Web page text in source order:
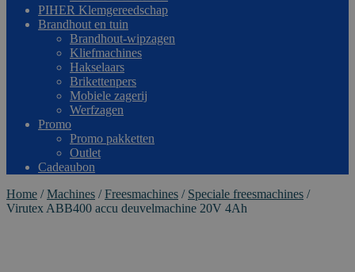
PIHER Klemgereedschap
Brandhout en tuin
Brandhout-wipzagen
Kliefmachines
Hakselaars
Brikettenpers
Mobiele zagerij
Werfzagen
Promo
Promo pakketten
Outlet
Cadeaubon
Home /Machines /Freesmachines / Speciale freesmachines /
Virutex ABB400 accu deuvelmachine 20V 4Ah